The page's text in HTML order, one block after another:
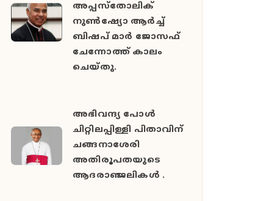
അപ്പസ്തോലിക്
നുൺഷ്യോ ആർച്ച്
ബിഷപ് മാർ ജോസഫ്
ചേന്നോത്ത് കാലം
ചെയ്തു.
അഭിവന്ദ്യ പോള്‍
ചിറ്റിലപ്പിള്ളി പിതാവിന്
ചങ്ങനാശേരി
അതിരൂപതയുടെ
ആദരാഞ്ജലികൾ .